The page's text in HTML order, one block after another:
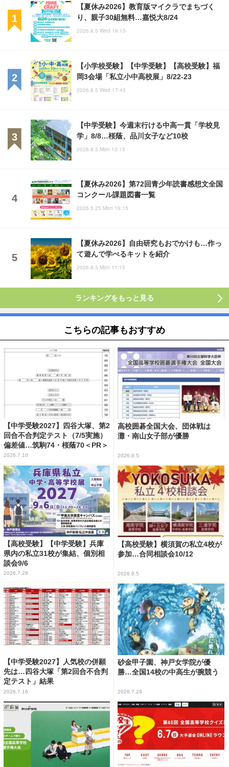
【夏休み2026】教育版マイクラでまちづく
り、親子30組無料…嘉悦大8/24
2026.8.5 Wed 19:15
【小学校受験】【中学受験】【高校受験】福
岡3会場「私立小中高校展」8/22-23
2026.8.5 Wed 17:45
【中学受験】今週末行ける中高一貫「学校見
学」8/8…桜蔭、品川女子など10校
2026.8.3 Mon 10:15
【夏休み2026】第72回青少年読書感想文全国
コンクール課題図書一覧
2026.5.25 Mon 16:15
【夏休み2026】自由研究もおでかけも…作っ
て遊んで学べるキットを紹介
2026.8.3 Mon 11:15
ランキングをもっと見る
こちらの記事もおすすめ
【中学受験2027】四谷大塚、第2
回合不合判定テスト（7/5実施）
偏差値…筑駒74・桜蔭70＜PR＞
2026.7.10
高校囲碁全国大会、団体戦は
灘・南山女子部が優勝
2026.8.5
【高校受験】【中学受験】兵庫
県内の私立31校が集結、個別相
談会9/6
2026.7.28
【高校受験】横須賀の私立4校が
参加…合同相談会10/12
2026.8.5
【中学受験2027】人気校の併願
先は…四谷大塚「第2回合不合判
定テスト」結果
2026.7.16
砂金甲子園、神戸女学院が優
勝…全国14校の中高生が腕競う
2026.7.29